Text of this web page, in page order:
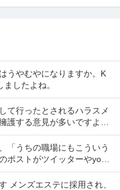
うやむやになりますか。K
したよね。
て行ったとされるハラスメ
護する意見が多いですよ
ラスメントでは...
「うちの職場にもこういう
ポストがツイッターやyout
ちに驚いて...
メンズエステに採用され、